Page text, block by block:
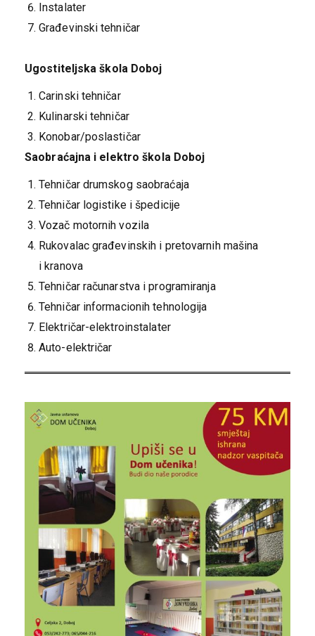
Instalater
Građevinski tehničar
Ugostiteljska škola Doboj
Carinski tehničar
Kulinarski tehničar
Konobar/poslastičar
Saobraćajna i elektro škola Doboj
Tehničar drumskog saobraćaja
Tehničar logistike i špedicije
Vozač motornih vozila
Rukovalac građevinskih i pretovarnih mašina
i kranova
Tehničar računarstva i programiranja
Tehničar informacionih tehnologija
Električar-elektroinstalater
Auto-električar